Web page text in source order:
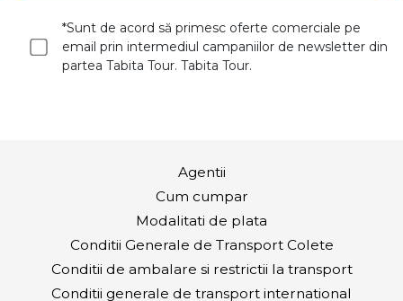
*Sunt de acord să primesc oferte comerciale pe
email prin intermediul campaniilor de newsletter din
partea Tabita Tour. Tabita Tour.
Agentii
Cum cumpar
Modalitati de plata
Conditii Generale de Transport Colete
Conditii de ambalare si restrictii la transport
Conditii generale de transport international